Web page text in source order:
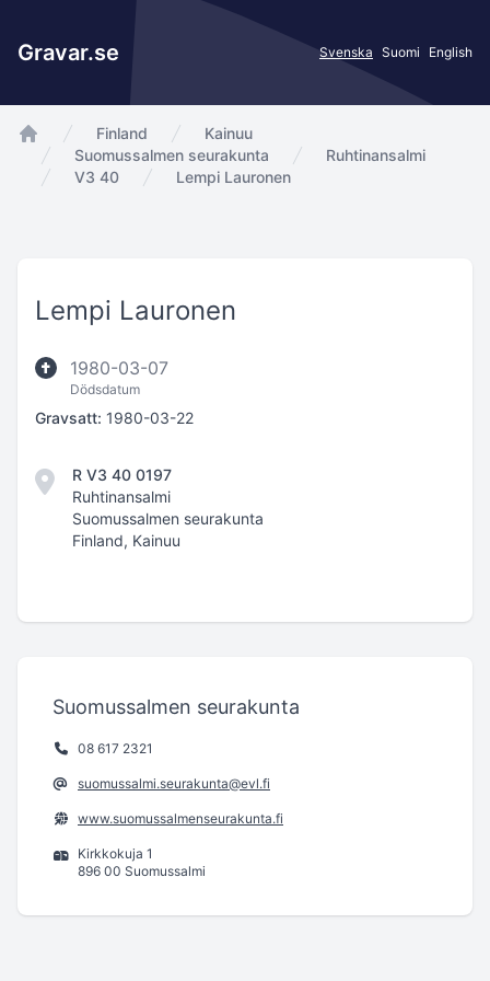
Gravar.se Svenska Suomi English
app.Start
Finland
Kainuu
Suomussalmen seurakunta
Ruhtinansalmi
V3 40
Lempi Lauronen
Lempi Lauronen
1980-03-07
Dödsdatum
Gravsatt: 1980-03-22
R V3 40 0197
Ruhtinansalmi
Suomussalmen seurakunta
Finland, Kainuu
Suomussalmen seurakunta
08 617 2321
suomussalmi.seurakunta@evl.fi
www.suomussalmenseurakunta.fi
Kirkkokuja 1
896 00 Suomussalmi